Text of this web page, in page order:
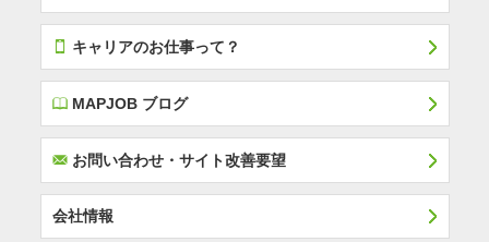
T キャリアのお仕事って？
EMAPJOB ブログ
Fお問い合わせ・サイト改善要望
会社情報